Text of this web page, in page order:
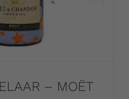
– MOËT